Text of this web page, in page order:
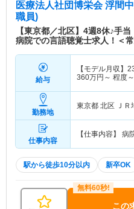
医療法人社団博栄会 浮間
職員)
【東京都／北区】4週8休♪手
病院での言語聴覚士求人！＜
給与
【モデル月収】
360万円～ 程度～
勤務地
東京都 北区 Ｊ
仕事内容
【仕事内容】 病
駅から徒歩10分以内 新卒OK
この